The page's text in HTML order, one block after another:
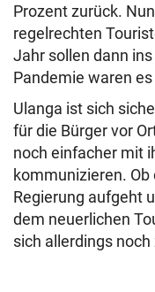
Prozent zurück.
regelrechten
Jahr sollen dann
Pandemie waren
Ulanga ist sich
für die Bürger vor
noch einfacher mit
kommunizieren.
Regierung aufgeht
dem neuerlichen
sich allerdings noch